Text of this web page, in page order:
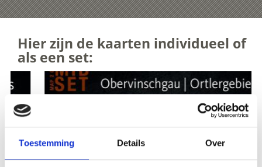
Toestemming Details Over
Hier zijn de kaarten individueel of
als een set: